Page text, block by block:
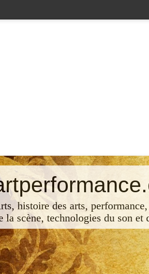
histoire des arts,
la scène, technologies du son et